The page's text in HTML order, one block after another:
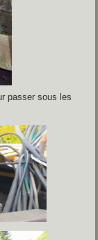
passer sous les